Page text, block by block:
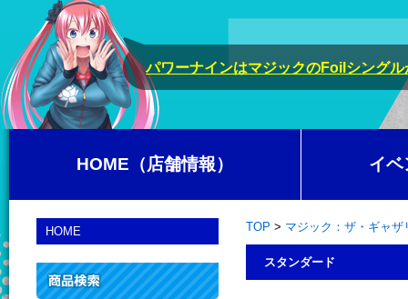
パワーナインはマジックのFoilシング
HOME（店舗情報） イベ
TOP > マジック：ザ・ギャ
スタンダード
HOME